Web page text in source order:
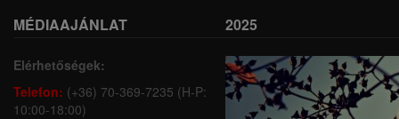
MÉDIAAJÁNLAT
Elérhetőségek:
Telefon: (+36) 70-369-7235 (H-P:
10:00-18:00)
2025